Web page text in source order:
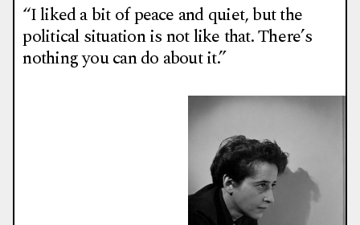
“I liked a bit of peace and quiet, but the
political situation is not like that. There’s
nothing you can do about it.”